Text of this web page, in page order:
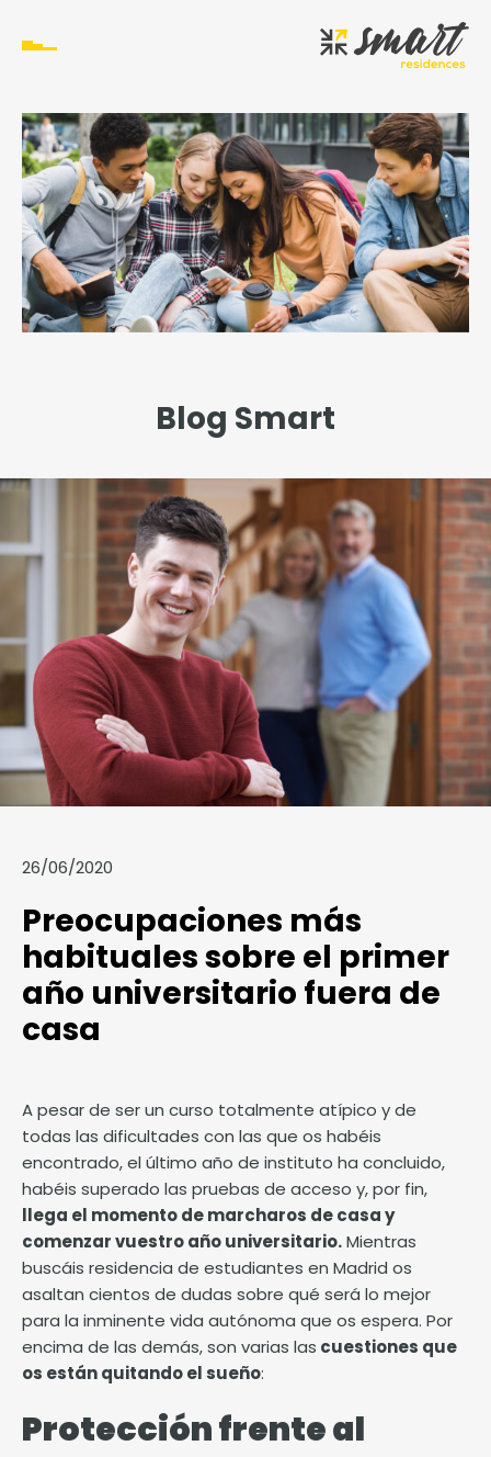
Blog Smart
26/06/2020
Preocupaciones más
habituales sobre el primer
año universitario fuera de
casa
A pesar de ser un curso totalmente atípico y de
todas las dificultades con las que os habéis
encontrado, el último año de instituto ha concluido,
habéis superado las pruebas de acceso y, por fin,
llega el momento de marcharos de casa y
comenzar vuestro año universitario.Mientras
buscáis residencia de estudiantes en Madrid os
asaltan cientos de dudas sobre qué será lo mejor
para la inminente vida autónoma que os espera. Por
encima de las demás, son varias las cuestiones que
os están quitando el sueño:
Protección frente al